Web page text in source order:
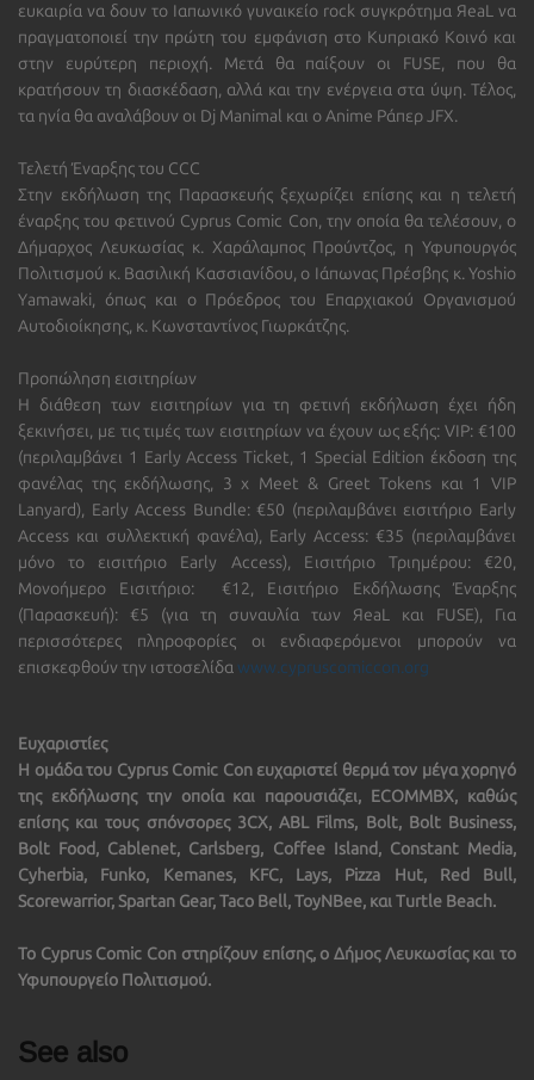
ευκαιρία να δουν το Ιαπωνικό γυναικείο rock συγκρότημα ЯeaL να
πραγματοποιεί την πρώτη του εμφάνιση στο Κυπριακό Κοινό και
στην ευρύτερη περιοχή. Μετά θα παίξουν οι FUSE, που θα
κρατήσουν τη διασκέδαση, αλλά και την ενέργεια στα ύψη. Τέλος,
τα ηνία θα αναλάβουν οι Dj Manimal και ο Anime Ράπερ JFX.
Τελετή Έναρξης του CCC
Στην εκδήλωση της Παρασκευής ξεχωρίζει επίσης και η τελετή
έναρξης του φετινού Cyprus Comic Con, την οποία θα τελέσουν, ο
Δήμαρχος Λευκωσίας κ. Χαράλαμπος Προύντζος, η Υφυπουργός
Πολιτισμού κ. Βασιλική Κασσιανίδου, ο Ιάπωνας Πρέσβης κ. Yoshio
Yamawaki, όπως και ο Πρόεδρος του Επαρχιακού Οργανισμού
Αυτοδιοίκησης, κ. Κωνσταντίνος Γιωρκάτζης.
Προπώληση εισιτηρίων
Η διάθεση των εισιτηρίων για τη φετινή εκδήλωση έχει ήδη
ξεκινήσει, με τις τιμές των εισιτηρίων να έχουν ως εξής:VIP: €100
(περιλαμβάνει 1 Early Access Ticket, 1 Special Edition έκδοση της
φανέλας της εκδήλωσης, 3 x Meet & Greet Tokens και 1 VIP
Lanyard), Early Access Bundle:€50 (περιλαμβάνει εισιτήριο Early
Access και συλλεκτική φανέλα), Early Access: €35 (περιλαμβάνει
μόνο το εισιτήριο Early Access), Εισιτήριο Τριημέρου: €20,
Μονοήμερο Εισιτήριο: €12, Εισιτήριο Εκδήλωσης Έναρξης
(Παρασκευή): €5 (για τη συναυλία των ЯeaL και FUSE), Για
περισσότερες πληροφορίες οι ενδιαφερόμενοι μπορούν να
επισκεφθούν την ιστοσελίδα www.cypruscomiccon.org
Ευχαριστίες
Η ομάδα του Cyprus Comic Con ευχαριστεί θερμά τον μέγα χορηγό
της εκδήλωσης την οποία και παρουσιάζει, ECOMMBX, καθώς
επίσης και τους σπόνσορες 3CX, ABL Films, Bolt, Bolt Business,
Bolt Food, Cablenet, Carlsberg, Coffee Island, Constant Media,
Cyherbia, Funko, Kemanes, KFC, Lays, Pizza Hut, Red Bull,
Scorewarrior, Spartan Gear, Taco Bell, ToyNBee, και Turtle Beach.
Το Cyprus Comic Con στηρίζουν επίσης, ο Δήμος Λευκωσίας και το
Υφυπουργείο Πολιτισμού.
See also